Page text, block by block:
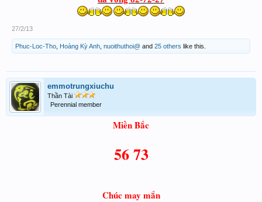
27/2/13
Phuc-Loc-Tho Hoàng Kỳ Anh nuoithuthoi@ and 25 others like this.
emmotrungxiuchu
Thần Tài
Perennial member
Miền Bắc
56 73
Chúc may mắn